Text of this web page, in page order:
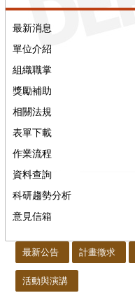
最新消息
單位介紹
組織職掌
獎勵補助
相關法規
表單下載
作業流程
資料查詢
科研趨勢分析
意見信箱
最新公告 計畫徵求
活動與演講